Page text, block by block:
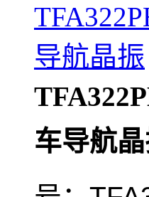
导航晶振
车导航